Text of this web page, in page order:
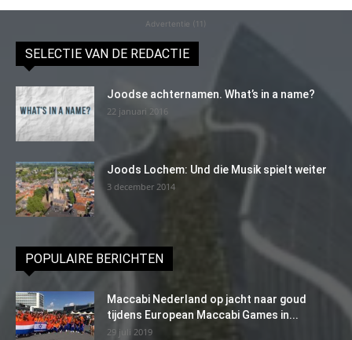
Advertentie (11)
SELECTIE VAN DE REDACTIE
Joodse achternamen. What’s in a name?
22 januari 2016
Joods Lochem: Und die Musik spielt weiter
3 december 2014
POPULAIRE BERICHTEN
Maccabi Nederland op jacht naar goud
tijdens European Maccabi Games in...
29 juli 2019